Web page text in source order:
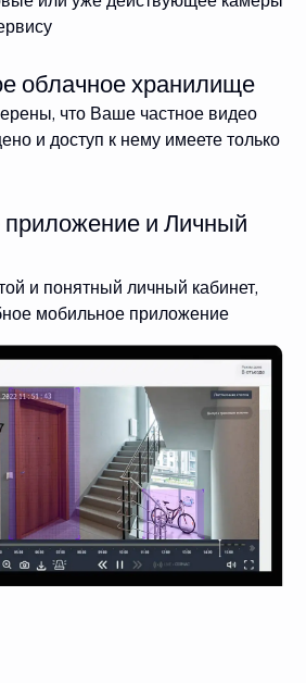
облачное хранилище
что Ваше частное видео
и доступ к нему имеете только
и Личный
и понятный личный кабинет,
мобильное приложение